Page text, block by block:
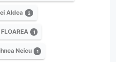
Aldea 2
1
Neicu 1